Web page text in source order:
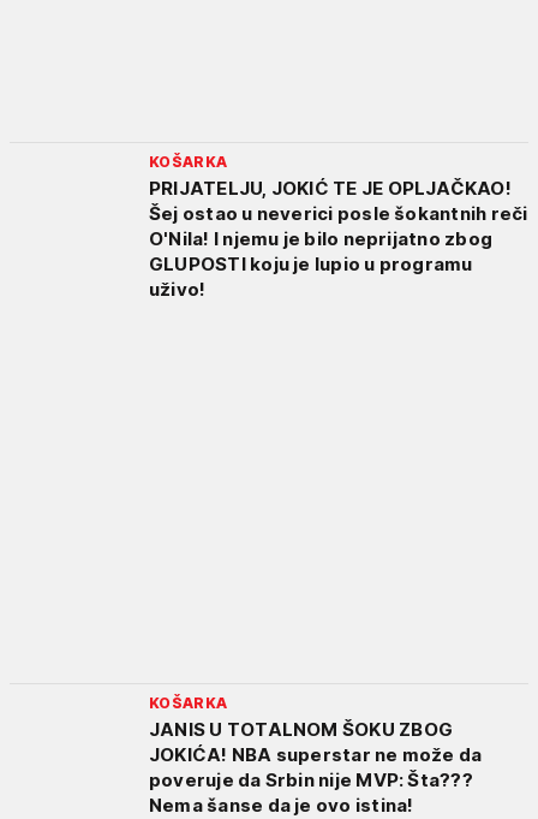
KOŠARKA
PRIJATELJU, JOKIĆ TE JE OPLJAČKAO!
Šej ostao u neverici posle šokantnih reči
O'Nila! I njemu je bilo neprijatno zbog
GLUPOSTI koju je lupio u programu
uživo!
KOŠARKA
JANIS U TOTALNOM ŠOKU ZBOG
JOKIĆA! NBA superstar ne može da
poveruje da Srbin nije MVP: Šta???
Nema šanse da je ovo istina!